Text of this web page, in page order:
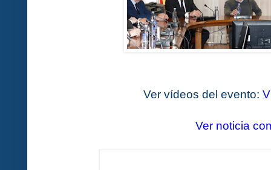
Ver vídeos del evento:
Ver noticia